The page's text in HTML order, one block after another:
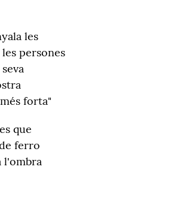
les
persones
forta"
que
ferro
l'ombra